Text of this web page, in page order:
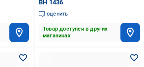
BH 1436
оценить
Товар доступен в других
магазинах